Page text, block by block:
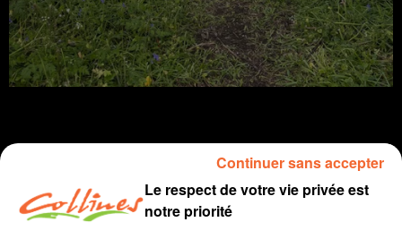
28 avril 2025 - 12 min 56 sec
Le respect de votre vie privée est
notre priorité
Continuer sans accepter